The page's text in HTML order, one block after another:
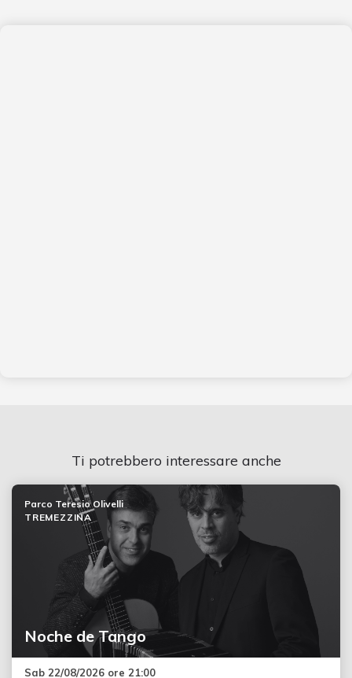
Ti potrebbero interessare anche
Noche de Tango
Parco Teresio Olivelli
TREMEZZINA
Sab 22/08/2026 ore 21:00